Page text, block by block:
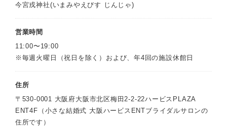
今宮戎神社(いまみやえびす じんじゃ)
営業時間
11:00〜19:00
※毎週火曜日（祝日を除く）および、年4回の施設休館日
住所
〒530-0001 大阪府大阪市北区梅田2-2-22ハービスPLAZA
ENT4F（小さな結婚式 大阪ハービスENTブライダルサロンの
住所です）